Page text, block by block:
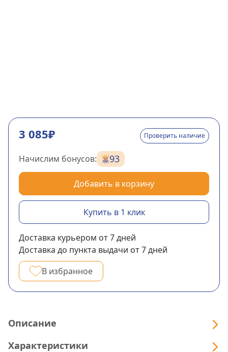
3 085₽ Проверить наличие
Начислим бонусов: 93
Добавить в корзину
Купить в 1 клик
Доставка курьером от 7дней
Доставка до пункта выдачи от 7дней
В избранное
Описание
Характеристики